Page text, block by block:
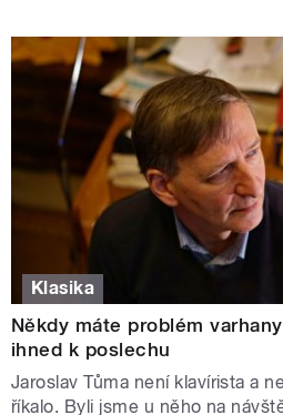
Klasika
Někdy máte problém
ihned k poslechu
Jaroslav Tůma není klavírista a
říkalo. Byli jsme u něho na